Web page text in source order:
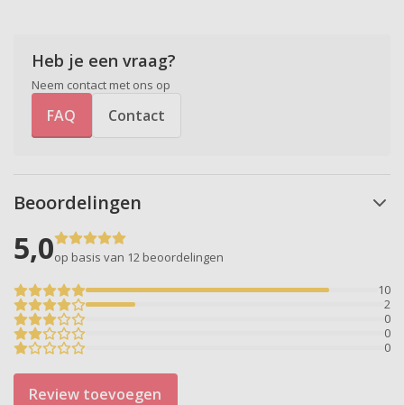
Heb je een vraag?
Neem contact met ons op
FAQ Contact
Beoordelingen
5,0op basis van 12 beoordelingen
10
2
0
0
0
Review toevoegen